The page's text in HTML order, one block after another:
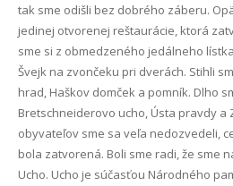
tak sme odišli bez dobrého záberu.
jedinej otvorenej reštaurácie, ktorá
sme si z obmedzeného jedálneho
Švejk na zvončeku pri dverách. Stihli
hrad, Haškov domček a pomník. Dlho
Bretschneiderovo ucho, Ústa pravdy a
obyvateľov sme sa veľa nedozvedeli,
bola zatvorená. Boli sme radi, že sme
Ucho. Ucho je súčasťou Národného